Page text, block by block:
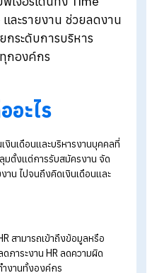
จอร์เด่น ๆ อะไรบ้างที่น่าสนใจ?
วมฟีเจอร์เด่นทั้ง Time
ษี และรายงาน ช่วยลดง
ยกระดับการบริหาร
ออะไร